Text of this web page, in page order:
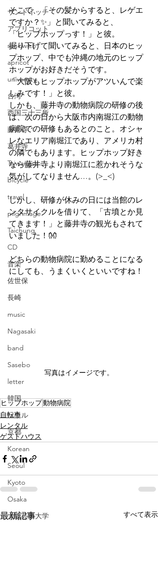
サンドイッチ
アプリコット
sandwich
apricot
university
台湾
西国三十三所
藤井寺
葛井寺
Taiwanese
bicycle
travel
pilgrimage
Taichung
CD
音楽
佐世保
長崎
music
Nagasaki
band
Sasebo
letter
韓国
ソウル
京都
Korean
Seoul
Kyoto
Osaka
大阪芸術大学
そこで、「その髪からすると、レゲエ
ですか？✨」と聞いてみると、
「ヒップホップっす！」と彼。
掘り下げて聞いてみると、日本のヒッ
プホップ、中でも沖縄の地元のヒップ
ホップがお好きだそうです。
「大阪もヒップホップがアツいんで楽
しみです！」と彼。
しかも、藤井寺の動物病院の研修の後
は、次の日から大阪市内南堀江の動物
病院での研修もあるとのこと。オシャ
レなエリア南堀江であり、アメリカ村
の隣でもあります。ヒップホップ好き
なら藤井寺より南堀江に惹かれそうな
気がしてなりません…。(>_<)
しかし、研修が休みの日には当館のレ
ンタサイクルを借りて、「古墳とか見
てきます！」と藤井寺の観光もされて
いました！👐
どちらの動物病院に勤めることになる
にしても、うまくいくといいですね！
写真はイメージです。
ヒップホップ動物病院
自転車
レンタル
ゲストハウス
最新記事 すべて表示